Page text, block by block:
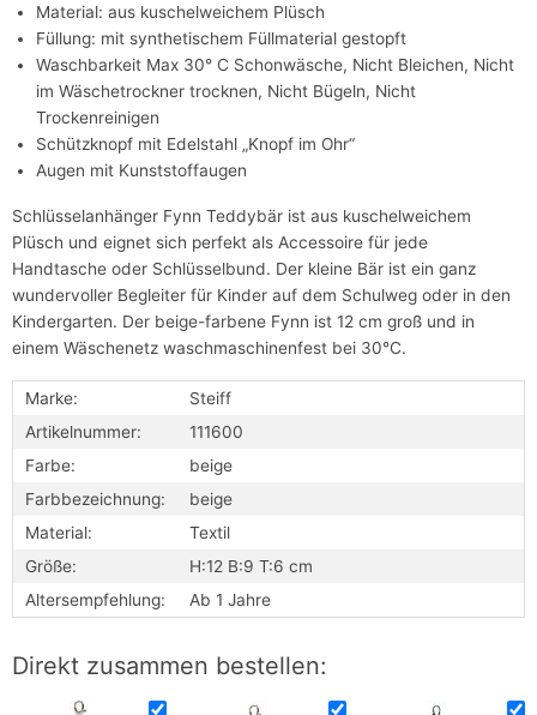
Material: aus kuschelweichem Plüsch
Füllung: mit synthetischem Füllmaterial gestopft
Waschbarkeit Max 30° C Schonwäsche, Nicht Bleichen, Nicht
im Wäschetrockner trocknen, Nicht Bügeln, Nicht
Trockenreinigen
Schützknopf mit Edelstahl „Knopf im Ohr“
Augen mit Kunststoffaugen
Schlüsselanhänger Fynn Teddybär ist aus kuschelweichem
Plüsch und eignet sich perfekt als Accessoire für jede
Handtasche oder Schlüsselbund. Der kleine Bär ist ein ganz
wundervoller Begleiter für Kinder auf dem Schulweg oder in den
Kindergarten. Der beige-farbene Fynn ist 12 cm groß und in
einem Wäschenetz waschmaschinenfest bei 30°C.
Marke:
Steiff
Artikelnummer:
111600
Farbe:
beige
Farbbezeichnung:
beige
Material:
Textil
Größe:
H:12 B:9 T:6 cm
Altersempfehlung:
Ab 1 Jahre
Direkt zusammen bestellen: